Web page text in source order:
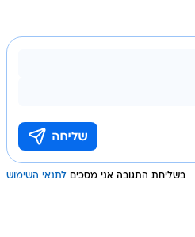
בשליחת התגובה אני מסכים לתנאי השימוש